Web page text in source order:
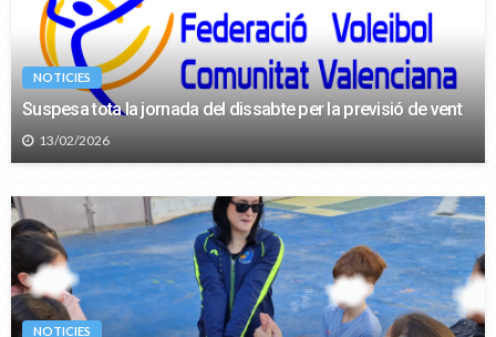
NOTICIES
Suspesa tota la jornada del dissabte per la previsió de vent
13/02/2026
NOTICIES